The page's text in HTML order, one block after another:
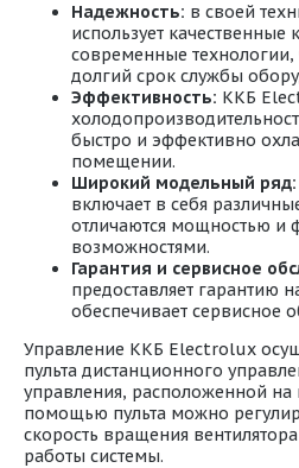
Надежность: в своей
использует качественные
современные технологии,
долгий срок службы
Эффективность: ККБ
быстро и эффективно
помещении.
Широкий модельный ряд:
включает в себя
отличаются мощностью и
возможностями.
Гарантия и сервисное
предоставляет гарантию
обеспечивает сервисное
Управление ККБ Electrolux
пульта дистанционного
управления, расположенной на
помощью пульта можно
скорость вращения
работы системы.